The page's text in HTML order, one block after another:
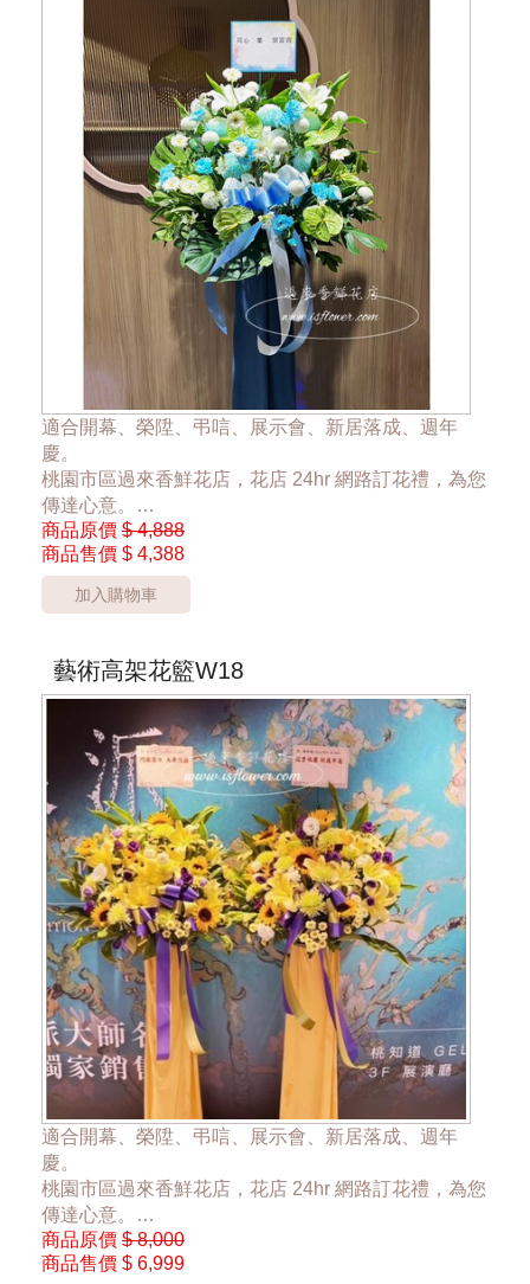
適合開幕、榮陞、弔唁、展示會、新居落成、週年
慶。
桃園市區過來香鮮花店，花店 24hr 網路訂花禮，為您
傳達心意。
一對優惠價7999元，單一座4388元
*桃園市桃園區以外酌收運費350元*
***商品的花器與花材依當季花材實際狀況調整***
商品原價 $ 4,888
商品售價 $ 4,388
加入購物車
藝術高架花籃W18
適合開幕、榮陞、弔唁、展示會、新居落成、週年
慶。
桃園市區過來香鮮花店，花店 24hr 網路訂花禮，為您
傳達心意。
一對優惠價6999元，單一座3999元
商品原價 $ 8,000
商品售價 $ 6,999